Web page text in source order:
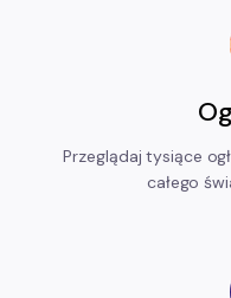
Przeglądaj tysiące
całego